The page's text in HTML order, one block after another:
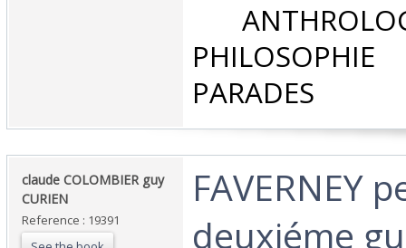
PHILOSOPHIE
PARADES‎
‎claude COLOMBIER guy
CURIEN‎
Reference : 19391
‎FAVERNEY
deuxiéme